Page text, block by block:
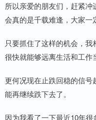
所以亲爱的朋友们，赶紧
会真的是千载难逢，大家一
只要抓住了这样的机会，
很快就能够远离生活和工作
更何况现在止跌回稳的信
能再继续跌下去了。
因为我看了一下最近10年